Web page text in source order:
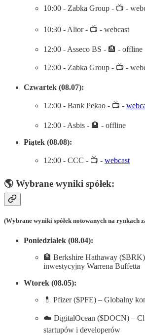
10:00 - Zabka Group - 📺 -
10:30 - Alior - 📺 - webcast
12:00 - Asseco BS - 🏨 - offline
12:00 - Zabka Group - 📺 -
Czwartek (08.07):
12:00 - Bank Pekao - 📺 -
12:00 - Asbis - 🏨 - offline
Piątek (08.08):
12:00 - CCC - 📺 - webcast
🌎 Wybrane wyniki spółek:
(Wybrane wyniki spółek notowanych na rynkach
Poniedziałek (08.04):
🏦 Berkshire Hathaway
inwestycyjny Warrena Buffetta
Wtorek (08.05):
💊 Pfizer ($PFE) – Globalny
☁️ DigitalOcean ($DOCN) –
startupów i developerów